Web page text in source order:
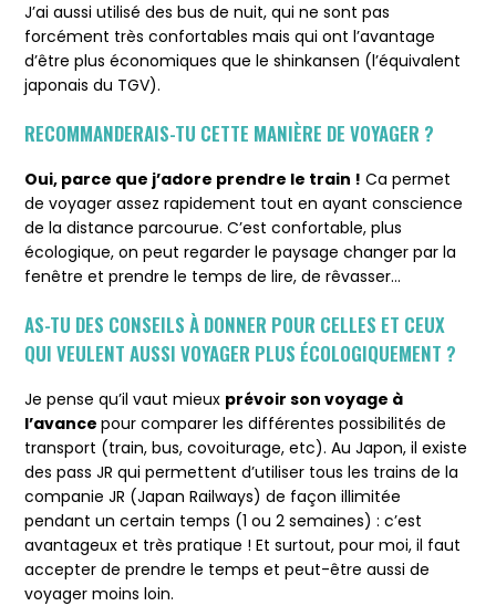
J’ai aussi utilisé des bus de nuit, qui ne sont pas
forcément très confortables mais qui ont l’avantage
d’être plus économiques que le shinkansen (l’équivalent
japonais du TGV).
RECOMMANDERAIS-TU CETTE MANIÈRE DE VOYAGER ?
Oui, parce que j’adore prendre le train ! Ca permet
de voyager assez rapidement tout en ayant conscience
de la distance parcourue. C’est confortable, plus
écologique, on peut regarder le paysage changer par la
fenêtre et prendre le temps de lire, de rêvasser…
AS-TU DES CONSEILS À DONNER POUR CELLES ET CEUX
QUI VEULENT AUSSI VOYAGER PLUS ÉCOLOGIQUEMENT ?
Je pense qu’il vaut mieux prévoir son voyage à
l’avancepour comparer les différentes possibilités de
transport (train, bus, covoiturage, etc). Au Japon, il existe
des pass JR qui permettent d’utiliser tous les trains de la
companie JR (Japan Railways) de façon illimitée
pendant un certain temps (1 ou 2 semaines) : c’est
avantageux et très pratique ! Et surtout, pour moi, il faut
accepter de prendre le temps et peut-être aussi de
voyager moins loin.